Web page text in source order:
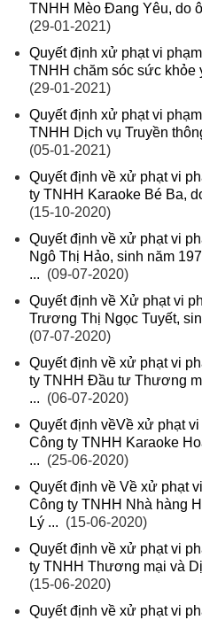
TNHH Mèo Đang Yêu, do
(29-01-2021)
Quyết định xử phạt vi
TNHH chăm sóc sức khỏe
(29-01-2021)
Quyết định xử phạt vi
TNHH Dịch vụ Truyền
(05-01-2021)
Quyết định về xử phạt vi
ty TNHH Karaoke Bé Ba,
(15-10-2020)
Quyết định về xử phạt vi
Ngô Thị Hảo, sinh năm
... (09-07-2020)
Quyết định về Xử phạt vi
Trương Thị Ngọc Tuyết,
(07-07-2020)
Quyết định về xử phạt vi
ty TNHH Đầu tư Thương
... (06-07-2020)
Quyết định vềVề xử phạt
Công ty TNHH Karaoke
... (25-06-2020)
Quyết định về Về xử phạt
Công ty TNHH Nhà hàng
Lý ... (15-06-2020)
Quyết định về xử phạt vi
ty TNHH Thương mại và
(15-06-2020)
Quyết định về xử phạt vi